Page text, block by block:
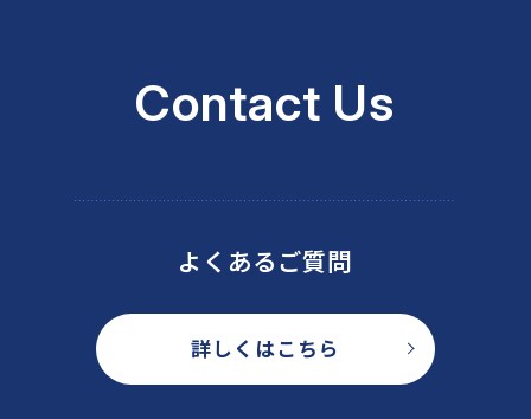
Contact Us
よくあるご質問
詳しくはこちら